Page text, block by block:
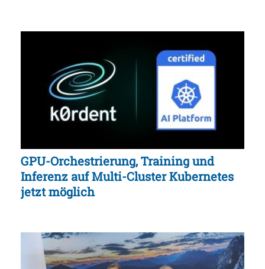
GPU-Orchestrierung, Training und
Inferenz auf Multi-Cluster Kubernetes
jetzt möglich